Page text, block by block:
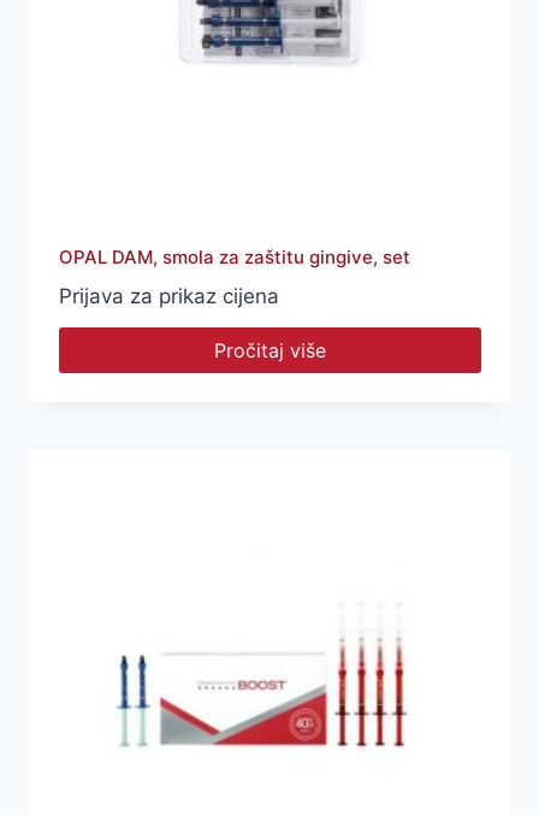
OPAL DAM, smola za zaštitu gingive, set
Prijava za prikaz cijena
Pročitaj više